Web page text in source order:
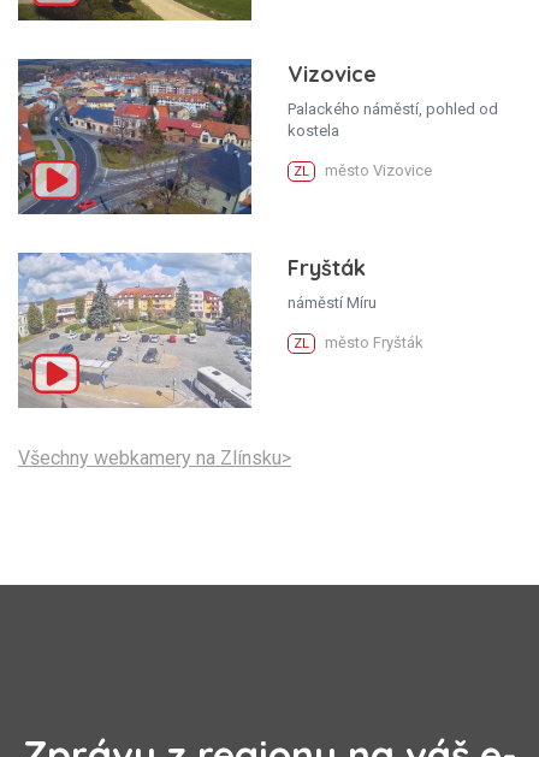
Vizovice
Palackého náměstí, pohled od
kostela
ZL město Vizovice
Fryšták
náměstí Míru
ZL město Fryšták
Všechny webkamery na Zlínsku>